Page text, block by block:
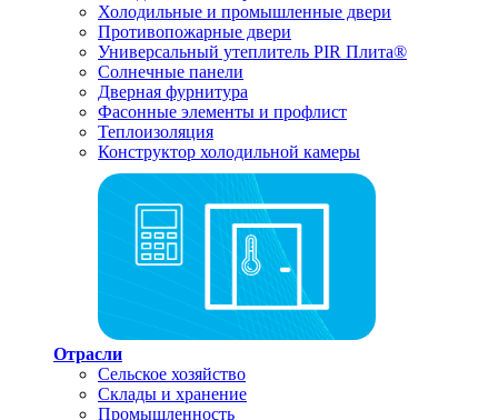
Холодильные и промышленные двери
Противопожарные двери
Универсальный утеплитель PIR Плита®
Солнечные панели
Дверная фурнитура
Фасонные элементы и профлист
Теплоизоляция
Конструктор холодильной камеры
Отрасли
Сельское хозяйство
Склады и хранение
Промышленность